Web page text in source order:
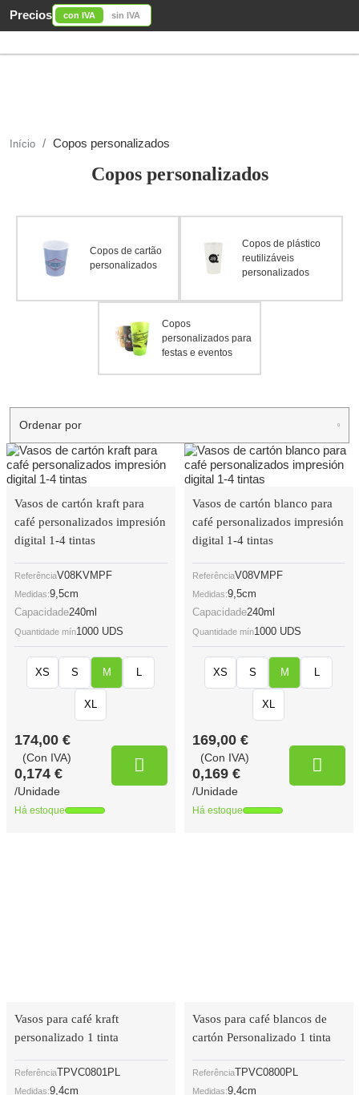
Precios con IVA sin IVA
Início Copos personalizados
Copos personalizados
Copos de cartão
personalizados
Copos de plástico
reutilizáveis
personalizados
Copos
personalizados para
festas e eventos
Ordenar por
Vasos de cartón kraft para
café personalizados impresión
digital 1-4 tintas
ReferênciaV08KVMPF
Medidas:9,5cm
Capacidade240ml
Quantidade mín1000 UDS
XS S M L
XL
174,00 €
(Con IVA)
0,174 €
/Unidade
Há estoque
Vasos de cartón blanco para
café personalizados impresión
digital 1-4 tintas
ReferênciaV08VMPF
Medidas:9,5cm
Capacidade240ml
Quantidade mín1000 UDS
XS S M L
XL
169,00 €
(Con IVA)
0,169 €
/Unidade
Há estoque
Vasos para café kraft
personalizado 1 tinta
ReferênciaTPVC0801PL
Medidas:9,4cm
Vasos para café blancos de
cartón Personalizado 1 tinta
ReferênciaTPVC0800PL
Medidas:9,4cm